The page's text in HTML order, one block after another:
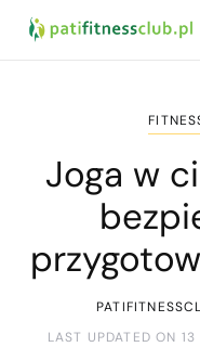
Joga w
LAST UPDATED ON